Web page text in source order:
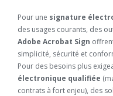
Pour une signature
des usages courants, des
Adobe Acrobat Sign
simplicité, sécurité et
Pour des besoins plus
électronique qualifiée
contrats à fort enjeu), des